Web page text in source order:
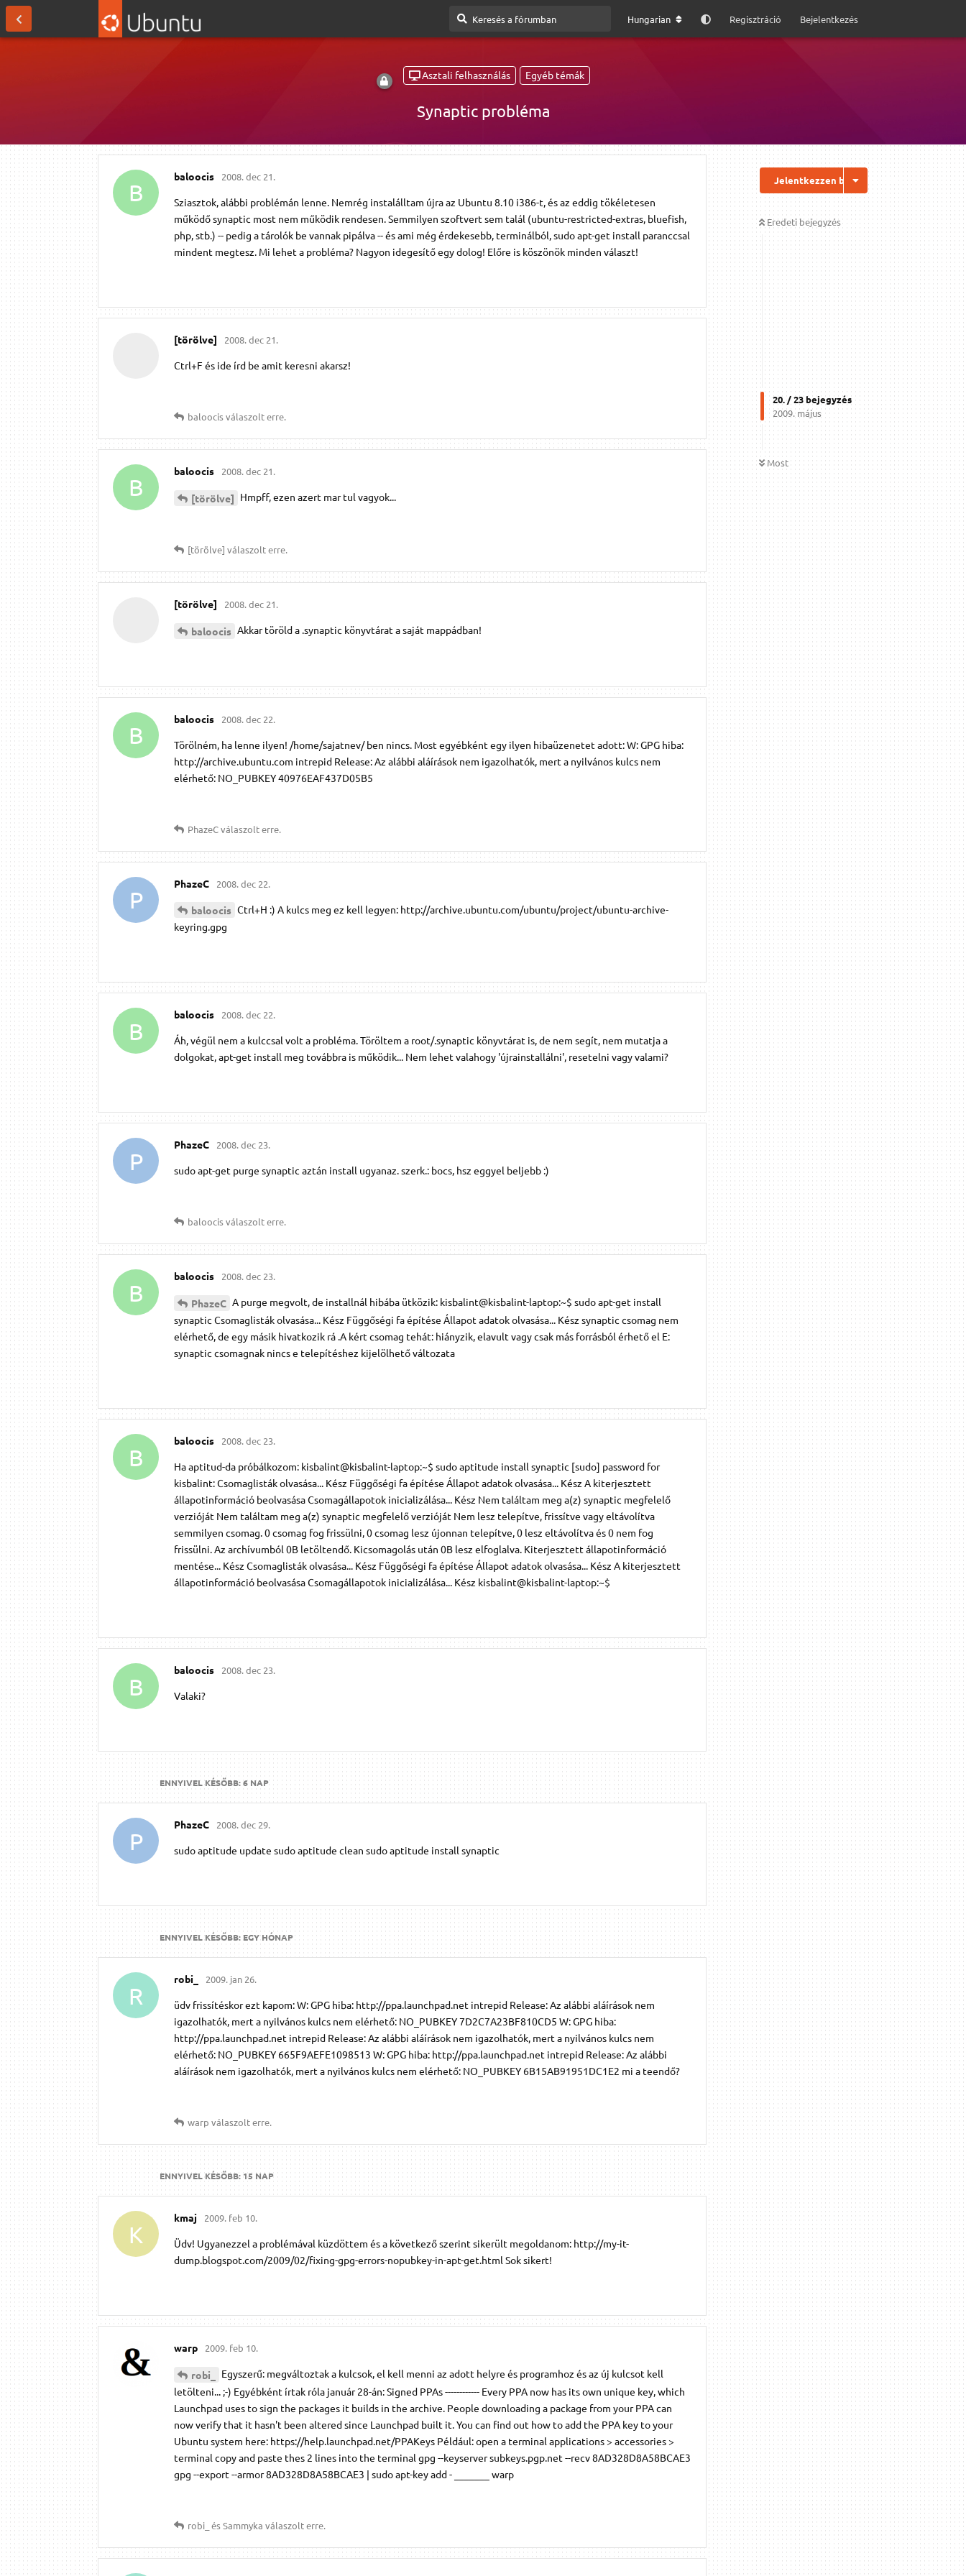
Hungarian Regisztráció Bejelentkezés
Asztali felhasználás Egyéb témák
Synaptic probléma
Jelentkezzen be a válaszhoz
Eredeti bejegyzés
20. /23bejegyzés
2009. május
Most
B
baloocis 2008. dec 21.
Sziasztok, alábbi problémán lenne. Nemrég instalálltam újra az Ubuntu 8.10 i386-t, és az eddig tökéletesen
működő synaptic most nem működik rendesen. Semmilyen szoftvert sem talál (ubuntu-restricted-extras, bluefish,
php, stb.) -- pedig a tárolók be vannak pipálva -- és ami még érdekesebb, terminálból, sudo apt-get install paranccsal
mindent megtesz. Mi lehet a probléma? Nagyon idegesítő egy dolog! Előre is köszönök minden választ!
[törölve] 2008. dec 21.
Ctrl+F és ide írd be amit keresni akarsz!
baloocisválaszolt erre.
B
baloocis 2008. dec 21.
[törölve] Hmpff, ezen azert mar tul vagyok...
[törölve] válaszolt erre.
[törölve] 2008. dec 21.
baloocis Akkar töröld a .synaptic könyvtárat a saját mappádban!
B
baloocis 2008. dec 22.
Törölném, ha lenne ilyen! /home/sajatnev/ ben nincs. Most egyébként egy ilyen hibaüzenetet adott: W: GPG hiba:
http://archive.ubuntu.com intrepid Release: Az alábbi aláírások nem igazolhatók, mert a nyilvános kulcs nem
elérhető: NO_PUBKEY 40976EAF437D05B5
PhazeCválaszolt erre.
P
PhazeC 2008. dec 22.
baloocis Ctrl+H :) A kulcs meg ez kell legyen: http://archive.ubuntu.com/ubuntu/project/ubuntu-archive-
keyring.gpg
B
baloocis 2008. dec 22.
Áh, végül nem a kulccsal volt a probléma. Töröltem a root/.synaptic könyvtárat is, de nem segít, nem mutatja a
dolgokat, apt-get install meg továbbra is működik... Nem lehet valahogy 'újrainstallálni', resetelni vagy valami?
P
PhazeC 2008. dec 23.
sudo apt-get purge synaptic aztán install ugyanaz. szerk.: bocs, hsz eggyel beljebb :)
baloocisválaszolt erre.
B
baloocis 2008. dec 23.
PhazeC A purge megvolt, de installnál hibába ütközik: kisbalint@kisbalint-laptop:~$ sudo apt-get install
synaptic Csomaglisták olvasása... Kész Függőségi fa építése Állapot adatok olvasása... Kész synaptic csomag nem
elérhető, de egy másik hivatkozik rá .A kért csomag tehát: hiányzik, elavult vagy csak más forrásból érhető el E:
synaptic csomagnak nincs e telepítéshez kijelölhető változata
B
baloocis 2008. dec 23.
Ha aptitud-da próbálkozom: kisbalint@kisbalint-laptop:~$ sudo aptitude install synaptic [sudo] password for
kisbalint: Csomaglisták olvasása... Kész Függőségi fa építése Állapot adatok olvasása... Kész A kiterjesztett
állapotinformáció beolvasása Csomagállapotok inicializálása... Kész Nem találtam meg a(z) synaptic megfelelő
verzióját Nem találtam meg a(z) synaptic megfelelő verzióját Nem lesz telepítve, frissítve vagy eltávolítva
semmilyen csomag. 0 csomag fog frissülni, 0 csomag lesz újonnan telepítve, 0 lesz eltávolítva és 0 nem fog
frissülni. Az archívumból 0B letöltendő. Kicsomagolás után 0B lesz elfoglalva. Kiterjesztett állapotinformáció
mentése... Kész Csomaglisták olvasása... Kész Függőségi fa építése Állapot adatok olvasása... Kész A kiterjesztett
állapotinformáció beolvasása Csomagállapotok inicializálása... Kész kisbalint@kisbalint-laptop:~$
B
baloocis 2008. dec 23.
Valaki?
ENNYIVEL KÉSŐBB:6 NAP
P
PhazeC 2008. dec 29.
sudo aptitude update sudo aptitude clean sudo aptitude install synaptic
ENNYIVEL KÉSŐBB:EGY HÓNAP
R
robi_ 2009. jan 26.
üdv frissítéskor ezt kapom: W: GPG hiba: http://ppa.launchpad.net intrepid Release: Az alábbi aláírások nem
igazolhatók, mert a nyilvános kulcs nem elérhető: NO_PUBKEY 7D2C7A23BF810CD5 W: GPG hiba:
http://ppa.launchpad.net intrepid Release: Az alábbi aláírások nem igazolhatók, mert a nyilvános kulcs nem
elérhető: NO_PUBKEY 665F9AEFE1098513 W: GPG hiba: http://ppa.launchpad.net intrepid Release: Az alábbi
aláírások nem igazolhatók, mert a nyilvános kulcs nem elérhető: NO_PUBKEY 6B15AB91951DC1E2 mi a teendő?
warp válaszolt erre.
ENNYIVEL KÉSŐBB:15 NAP
K
kmaj 2009. feb 10.
Üdv! Ugyanezzel a problémával küzdöttem és a következő szerint sikerült megoldanom: http://my-it-
dump.blogspot.com/2009/02/fixing-gpg-errors-nopubkey-in-apt-get.html Sok sikert!
warp 2009. feb 10.
robi_
Egyszerű: megváltoztak a kulcsok, el kell menni az adott helyre és programhoz és az új kulcsot kell
letölteni... ;-) Egyébként írtak róla január 28-án: Signed PPAs ------------ Every PPA now has its own unique key, which
Launchpad uses to sign the packages it builds in the archive. People downloading a package from your PPA can
now verify that it hasn't been altered since Launchpad built it. You can find out how to add the PPA key to your
Ubuntu system here: https://help.launchpad.net/PPAKeys Például: open a terminal applications > accessories >
terminal copy and paste thes 2 lines into the terminal gpg --keyserver subkeys.pgp.net --recv 8AD328D8A58BCAE3
gpg --export --armor 8AD328D8A58BCAE3 | sudo apt-key add - _______ warp
robi_ ésSammyka válaszolt erre.